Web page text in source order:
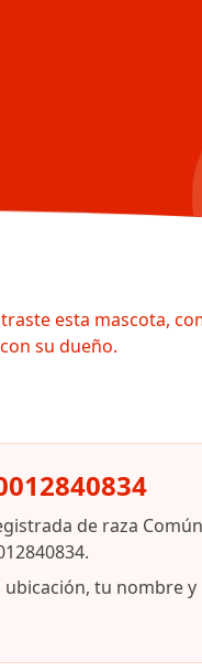
esta mascota,
su dueño.
de raza Común
tu nombre y